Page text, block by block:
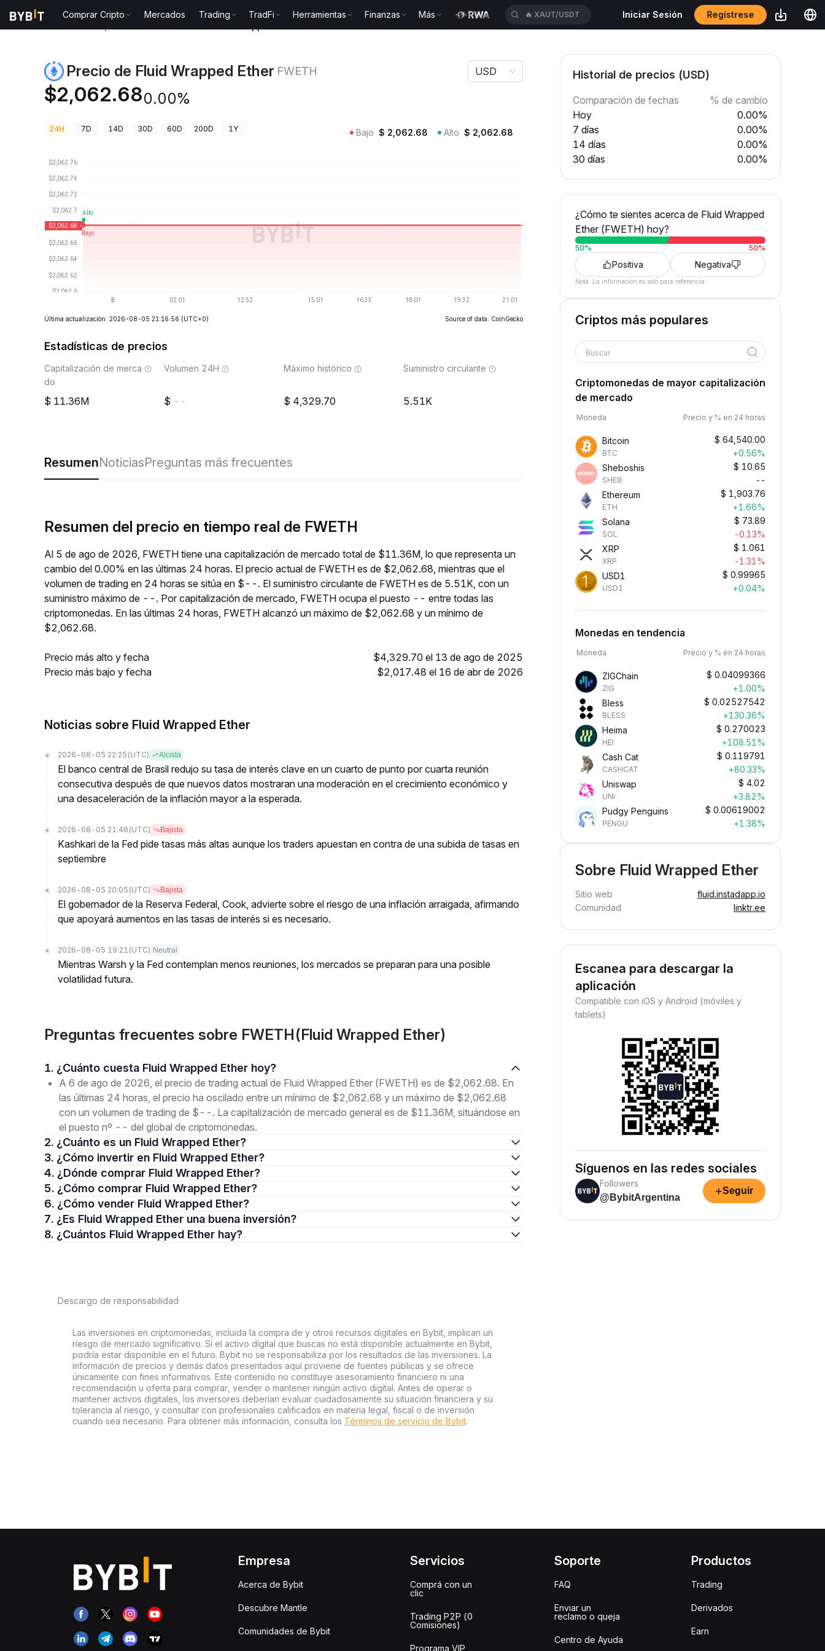
Comprar Cripto Mercados Trading TradFi Herramientas Finanzas Más 🔥 XAUT/USDT Iniciar Sesión Regístrese
Precio de Fluid Wrapped Ether FWETH
$2,062.680.00%
USD
24H 7D 14D 30D 60D 200D 1Y Bajo $ 2,062.68 Alto $ 2,062.68
Última actualización: 2026-08-05 21:16:56 (UTC+0) Source of data: CoinGecko
Estadísticas de precios
Capitalización de merca
do
11.36M
Volumen 24H
--
Máximo histórico
4,329.70
Suministro circulante
5.51K
ResumenNoticiasPreguntas más frecuentes
Resumen del precio en tiempo real de FWETH
Al 5 de ago de 2026, FWETH tiene una capitalización de mercado total de $11.36M, lo que representa un
cambio del 0.00% en las últimas 24 horas. El precio actual de FWETH es de $2,062.68, mientras que el
volumen de trading en 24 horas se sitúa en $--. El suministro circulante de FWETH es de 5.51K, con un
suministro máximo de --. Por capitalización de mercado, FWETH ocupa el puesto -- entre todas las
criptomonedas. En las últimas 24 horas, FWETH alcanzó un máximo de $2,062.68 y un mínimo de
$2,062.68.
Precio más alto y fecha
$4,329.70 el 13 de ago de 2025
Precio más bajo y fecha
$2,017.48 el 16 de abr de 2026
Noticias sobre Fluid Wrapped Ether
2026-08-05 22:25 (UTC) Alcista
El banco central de Brasil redujo su tasa de interés clave en un cuarto de punto por cuarta reunión
consecutiva después de que nuevos datos mostraran una moderación en el crecimiento económico y
una desaceleración de la inflación mayor a la esperada.
2026-08-05 21:48 (UTC) Bajista
Kashkari de la Fed pide tasas más altas aunque los traders apuestan en contra de una subida de tasas en
septiembre
2026-08-05 20:05 (UTC) Bajista
El gobernador de la Reserva Federal, Cook, advierte sobre el riesgo de una inflación arraigada, afirmando
que apoyará aumentos en las tasas de interés si es necesario.
2026-08-05 19:21 (UTC) Neutral
Mientras Warsh y la Fed contemplan menos reuniones, los mercados se preparan para una posible
volatilidad futura.
Preguntas frecuentes sobre FWETH(Fluid Wrapped Ether)
1. ¿Cuánto cuesta Fluid Wrapped Ether hoy?
A 6 de ago de 2026, el precio de trading actual de Fluid Wrapped Ether (FWETH) es de $2,062.68. En
las últimas 24 horas, el precio ha oscilado entre un mínimo de $2,062.68 y un máximo de $2,062.68
con un volumen de trading de $--. La capitalización de mercado general es de $11.36M, situándose en
el puesto nº -- del global de criptomonedas.
2. ¿Cuánto es un Fluid Wrapped Ether?
3. ¿Cómo invertir en Fluid Wrapped Ether?
4. ¿Dónde comprar Fluid Wrapped Ether?
5. ¿Cómo comprar Fluid Wrapped Ether?
6. ¿Cómo vender Fluid Wrapped Ether?
7. ¿Es Fluid Wrapped Ether una buena inversión?
8. ¿Cuántos Fluid Wrapped Ether hay?
Descargo de responsabilidad
Las inversiones en criptomonedas, incluida la compra de y otros recursos digitales en Bybit, implican un
riesgo de mercado significativo. Si el activo digital que buscas no está disponible actualmente en Bybit,
podría estar disponible en el futuro. Bybit no se responsabiliza por los resultados de las inversiones. La
información de precios y demás datos presentados aquí proviene de fuentes públicas y se ofrece
únicamente con fines informativos. Este contenido no constituye asesoramiento financiero ni una
recomendación u oferta para comprar, vender o mantener ningún activo digital. Antes de operar o
mantener activos digitales, los inversores deberían evaluar cuidadosamente su situación financiera y su
tolerancia al riesgo, y consultar con profesionales calificados en materia legal, fiscal o de inversión
cuando sea necesario. Para obtener más información, consulta los Términos de servicio de Bybit.
Historial de precios (USD)
Comparación de fechas
% de cambio
Hoy
0.00%
7 días
0.00%
14 días
0.00%
30 días
0.00%
¿Cómo te sientes acerca de Fluid Wrapped
Ether (FWETH) hoy?
50% 50%
Positiva Negativa
Nota: La información es solo para referencia.
Criptos más populares
Buscar
Criptomonedas de mayor capitalización
de mercado
Moneda Precio y % en 24 horas
Bitcoin
BTC
$ 64,540.00
+0.56%
Sheboshis
SHEB
$ 10.65
--
Ethereum
ETH
$ 1,903.76
+1.66%
Solana
SOL
$ 73.89
-0.13%
XRP
XRP
$ 1.061
-1.31%
USD1
USD1
$ 0.99965
+0.04%
Monedas en tendencia
Moneda Precio y % en 24 horas
ZIGChain
ZIG
$ 0.04099366
+1.00%
Bless
BLESS
$ 0.02527542
+130.36%
Heima
HEI
$ 0.270023
+108.51%
Cash Cat
CASHCAT
$ 0.119791
+80.33%
Uniswap
UNI
$ 4.02
+3.82%
Pudgy Penguins
PENGU
$ 0.00619002
+1.38%
Sobre Fluid Wrapped Ether
Sitio web
fluid.instadapp.io
Comunidad
linktr.ee
Escanea para descargar la
aplicación
Compatible con iOS y Android (móviles y
tablets)
Síguenos en las redes sociales
Followers
@BybitArgentina
+Seguir
Empresa
Acerca de Bybit
Descubre Mantle
Comunidades de Bybit
Servicios
Comprá con un
clic
Trading P2P (0
Comisiones)
Programa VIP
Soporte
FAQ
Enviar un
reclamo o queja
Centro de Ayuda
Productos
Trading
Derivados
Earn